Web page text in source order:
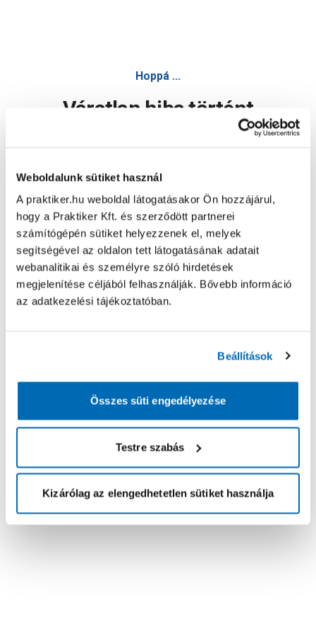
Weboldalunk sütiket használ
A praktiker.hu weboldal látogatásakor Ön hozzájárul,
hogy a Praktiker Kft. és szerződött partnerei
számítógépén sütiket helyezzenek el, melyek
segítségével az oldalon tett látogatásának adatait
webanalitikai és személyre szóló hirdetések
megjelenítése céljából felhasználják. Bővebb információ
az adatkezelési tájékoztatóban.
Beállítások
Összes süti engedélyezése
Testre szabás
Kizárólag az elengedhetetlen sütiket használja
Hoppá ...
Váratlan hiba történt
Oldal újratöltése